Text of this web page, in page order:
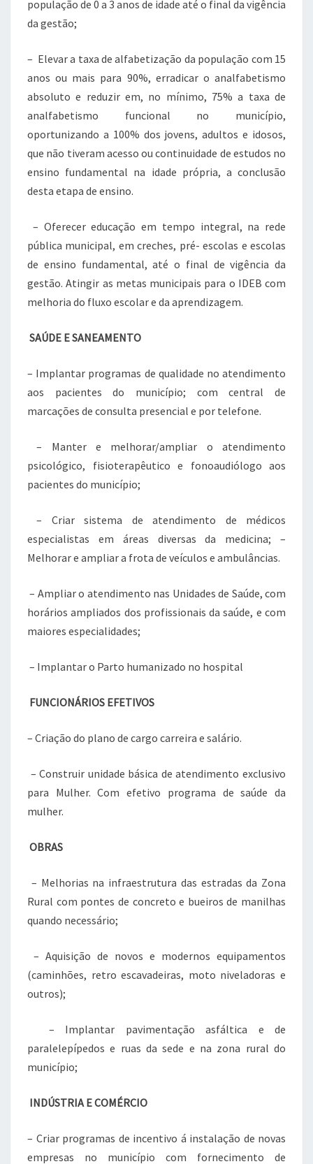
população de 0 a 3 anos de idade até o final da vigência
da gestão;
– Elevar a taxa de alfabetização da população com 15
anos ou mais para 90%, erradicar o analfabetismo
absoluto e reduzir em, no mínimo, 75% a taxa de
analfabetismo funcional no município,
oportunizando a 100% dos jovens, adultos e idosos,
que não tiveram acesso ou continuidade de estudos no
ensino fundamental na idade própria, a conclusão
desta etapa de ensino.
– Oferecer educação em tempo integral, na rede
pública municipal, em creches, pré- escolas e escolas
de ensino fundamental, até o final de vigência da
gestão. Atingir as metas municipais para o IDEB com
melhoria do fluxo escolar e da aprendizagem.
SAÚDE E SANEAMENTO
– Implantar programas de qualidade no atendimento
aos pacientes do município; com central de
marcações de consulta presencial e por telefone.
– Manter e melhorar/ampliar o atendimento
psicológico, fisioterapêutico e fonoaudiólogo aos
pacientes do município;
– Criar sistema de atendimento de médicos
especialistas em áreas diversas da medicina; –
Melhorar e ampliar a frota de veículos e ambulâncias.
– Ampliar o atendimento nas Unidades de Saúde, com
horários ampliados dos profissionais da saúde, e com
maiores especialidades;
– Implantar o Parto humanizado no hospital
FUNCIONÁRIOS EFETIVOS
– Criação do plano de cargo carreira e salário.
– Construir unidade básica de atendimento exclusivo
para Mulher. Com efetivo programa de saúde da
mulher.
OBRAS
– Melhorias na infraestrutura das estradas da Zona
Rural com pontes de concreto e bueiros de manilhas
quando necessário;
– Aquisição de novos e modernos equipamentos
(caminhões, retro escavadeiras, moto niveladoras e
outros);
– Implantar pavimentação asfáltica e de
paralelepípedos e ruas da sede e na zona rural do
município;
INDÚSTRIA E COMÉRCIO
– Criar programas de incentivo á instalação de novas
empresas no município com fornecimento de